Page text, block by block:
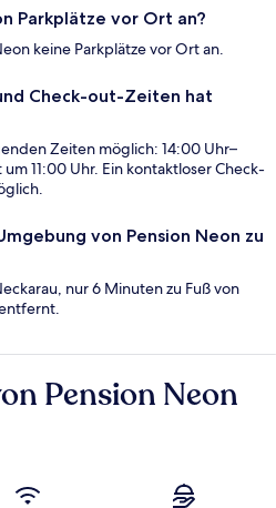
Parkplätze vor Ort an?
keine Parkplätze vor Ort an.
Check-out-Zeiten hat
Zeiten möglich: 14:00 Uhr–
11:00 Uhr. Ein kontaktloser Check-
von Pension Neon zu
nur 6 Minuten zu Fuß von
Pension Neon